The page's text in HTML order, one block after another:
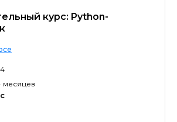
курс: Python-
месяцев